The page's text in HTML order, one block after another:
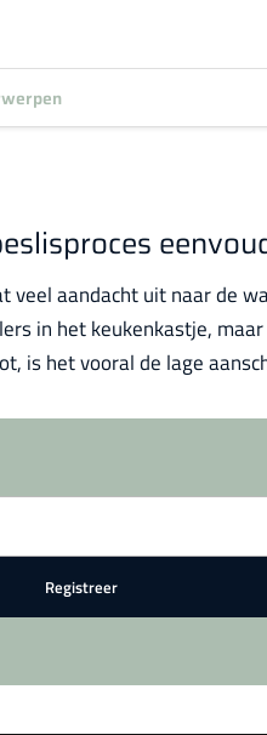
aandacht uit naar de
in het keukenkastje,
is het vooral de lage
Registreer